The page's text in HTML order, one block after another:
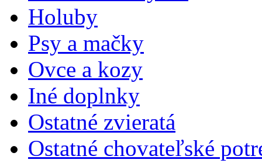
Holuby
Psy a mačky
Ovce a kozy
Iné doplnky
Ostatné zvieratá
Ostatné chovateľské